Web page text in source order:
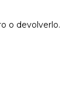
o devolverlo.